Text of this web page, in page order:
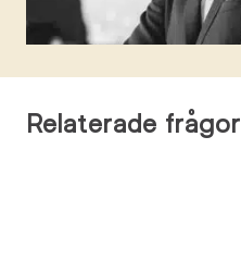
Relaterade frågor